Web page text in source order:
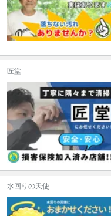
匠堂
水回りの天使